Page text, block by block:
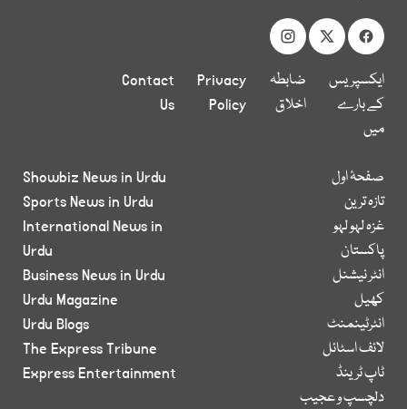
ایکسپریس
کے بارے
میں
ضابطہ
اخلاق
Privacy
Policy
Contact
Us
صفحۂ اول
تازہ ترین
غزہ لہو لہو
پاکستان
انٹر نیشنل
کھیل
انٹرٹینمنٹ
لائف اسٹائل
ٹاپ ٹرینڈ
دلچسپ و عجیب
Showbiz News in Urdu
Sports News in Urdu
International News in
Urdu
Business News in Urdu
Urdu Magazine
Urdu Blogs
The Express Tribune
Express Entertainment